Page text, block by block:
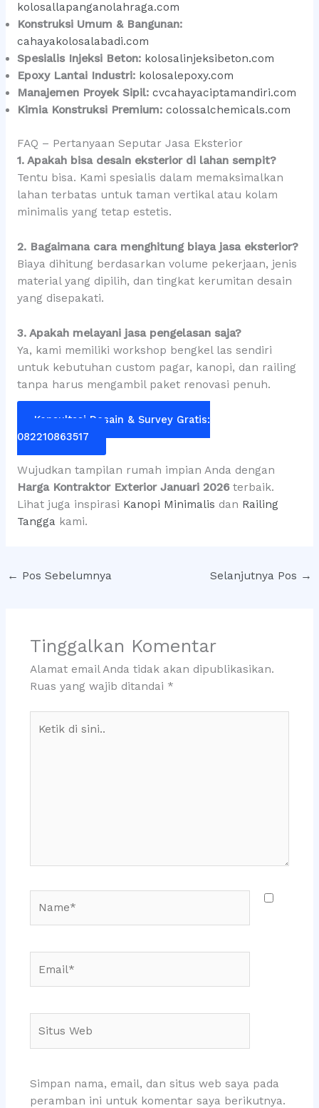
kolosallapanganolahraga.com
Konstruksi Umum & Bangunan:
cahayakolosalabadi.com
Spesialis Injeksi Beton: kolosalinjeksibeton.com
Epoxy Lantai Industri: kolosalepoxy.com
Manajemen Proyek Sipil: cvcahayaciptamandiri.com
Kimia Konstruksi Premium: colossalchemicals.com
FAQ – Pertanyaan Seputar Jasa Eksterior
1. Apakah bisa desain eksterior di lahan sempit?
Tentu bisa. Kami spesialis dalam memaksimalkan
lahan terbatas untuk taman vertikal atau kolam
minimalis yang tetap estetis.
2. Bagaimana cara menghitung biaya jasa eksterior?
Biaya dihitung berdasarkan volume pekerjaan, jenis
material yang dipilih, dan tingkat kerumitan desain
yang disepakati.
3. Apakah melayani jasa pengelasan saja?
Ya, kami memiliki workshop bengkel las sendiri
untuk kebutuhan custom pagar, kanopi, dan railing
tanpa harus mengambil paket renovasi penuh.
Konsultasi Desain & Survey Gratis:
082210863517
Wujudkan tampilan rumah impian Anda dengan
Harga Kontraktor Exterior Januari 2026terbaik.
Lihat juga inspirasi Kanopi Minimalis dan Railing
Tangga kami.
← Pos Sebelumnya Selanjutnya Pos →
Tinggalkan Komentar
Alamat email Anda tidak akan dipublikasikan.
Ruas yang wajib ditandai *
Web
Simpan nama, email, dan situs web saya pada
peramban ini untuk komentar saya berikutnya.